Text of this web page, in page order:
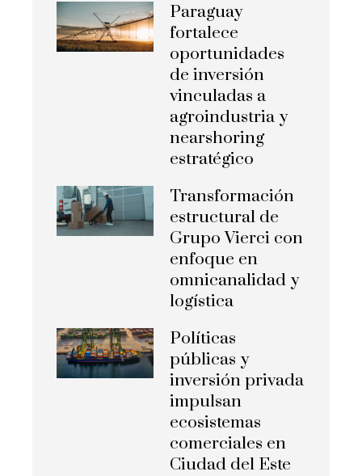
Paraguay
fortalece
oportunidades
de inversión
vinculadas a
agroindustria y
nearshoring
estratégico
Transformación
estructural de
Grupo Vierci con
enfoque en
omnicanalidad y
logística
Políticas
públicas y
inversión privada
impulsan
ecosistemas
comerciales en
Ciudad del Este